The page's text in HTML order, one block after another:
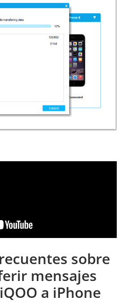
sobre
mensajes
a iPhone